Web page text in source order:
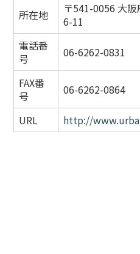
所在地
〒541-0056 大
6-11
電話番
号
06-6262-0831
FAX番
号
06-6262-0864
URL http://